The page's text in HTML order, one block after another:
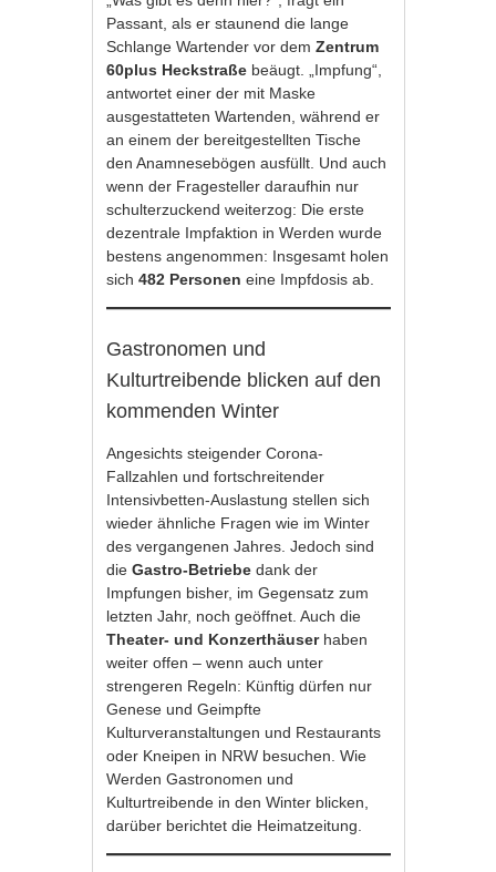
Passant, als er staunend die lange
Schlange Wartender vor demZentrum
60plus Heckstraße beäugt. „Impfung“,
antwortet einer der mit Maske
ausgestatteten Wartenden, während er
an einem der bereitgestellten Tische
den Anamnesebögen ausfüllt. Und auch
wenn der Fragesteller daraufhin nur
schulterzuckend weiterzog: Die erste
dezentrale Impfaktion in Werden wurde
bestens angenommen: Insgesamt holen
sich482 Personen eine Impfdosis ab.
Gastronomen und
Kulturtreibende blicken auf den
kommenden Winter
Angesichts steigender Corona-
Fallzahlen und fortschreitender
Intensivbetten-Auslastung stellen sich
wieder ähnliche Fragen wie im Winter
des vergangenen Jahres. Jedoch sind
dieGastro-Betriebe dank der
Impfungen bisher, im Gegensatz zum
letzten Jahr, noch geöffnet. Auch die
Theater- und Konzerthäuserhaben
weiter offen – wenn auch unter
strengeren Regeln: Künftig dürfen nur
Genese und Geimpfte
Kulturveranstaltungen und Restaurants
oder Kneipen in NRW besuchen. Wie
Werden Gastronomen und
Kulturtreibende in den Winter blicken,
darüber berichtet die Heimatzeitung.